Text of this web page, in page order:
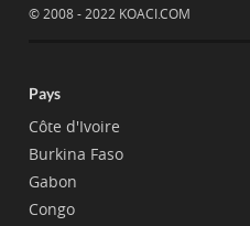
© 2008 - 2022 KOACI.COM
Pays
Côte d'Ivoire
Burkina Faso
Gabon
Congo